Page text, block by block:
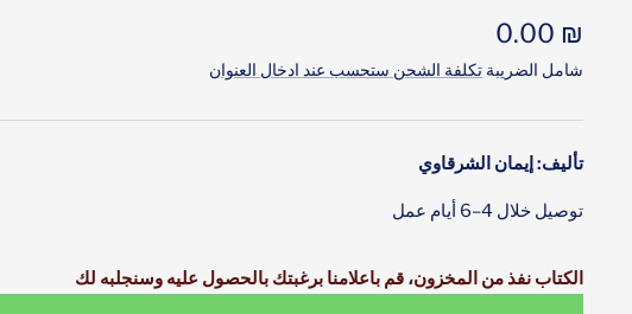
السعر
المخفَّض
₪ 0.00
شامل الضريبة تكلفة الشحن ستحسب عند ادخال العنوان
تأليف: إيمان الشرقاوي
توصيل خلال 4–6 أيام عمل
الكتاب نفذ من المخزون، قم باعلامنا برغبتك بالحصول عليه وسنجلبه لك